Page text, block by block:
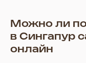
Можно ли
в Сингапур
онлайн